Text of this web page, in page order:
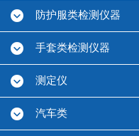
防护服类检测仪器
手套类检测仪器
测定仪
汽车类